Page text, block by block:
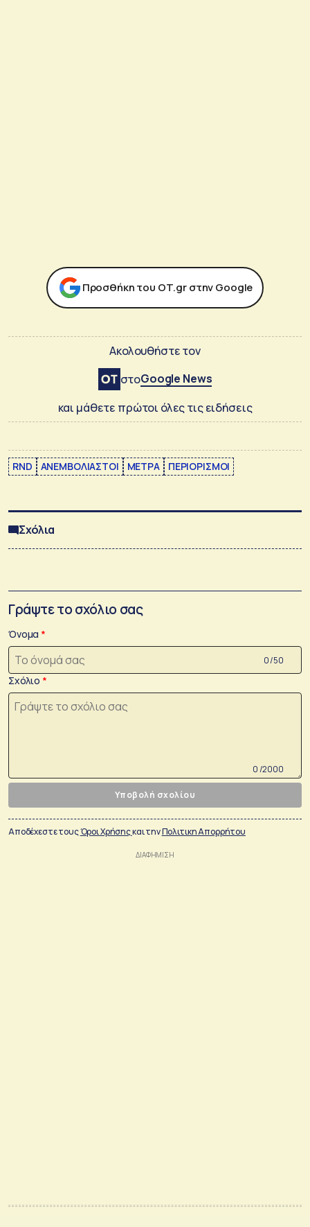
Προσθήκη του ΟΤ.gr στην Google
Ακολουθήστε τον
στοGoogle News
και μάθετε πρώτοι όλες τις ειδήσεις
RND ΑΝΕΜΒΟΛΙΑΣΤΟΙ ΜΕΤΡΑ ΠΕΡΙΟΡΙΣΜΟΙ
Σχόλια
Γράψτε το σχόλιο σας
Όνομα
0 /50
Σχόλιο
0 /2000
Υποβολή σχολίου
Αποδέχεστε τουςΌροι Χρήσηςκαι τηνΠολιτικη Απορρήτου